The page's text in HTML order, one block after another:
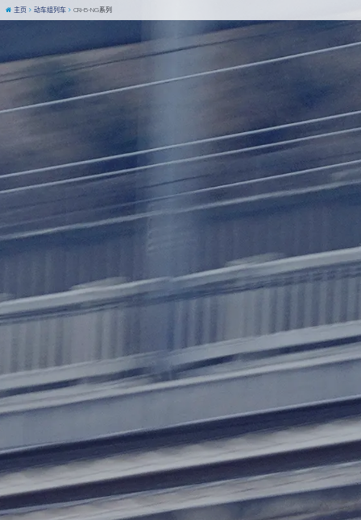
主页 动车组列车 CRH5-NG系列